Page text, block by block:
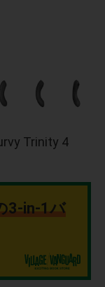
Trinity 4
3-in-1バ